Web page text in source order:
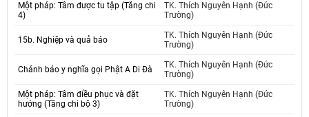
Một pháp: Tâm được tu tập (Tăng chi
4)
TK. Thích Nguyên Hạnh (Đức
Trường)
15b. Nghiệp và quả báo
TK. Thích Nguyên Hạnh (Đức
Trường)
Chánh báo y nghĩa gọi Phật A Di Đà
TK. Thích Nguyên Hạnh (Đức
Trường)
Một pháp: Tâm điều phục và đặt
hướng (Tăng chi bộ 3)
TK. Thích Nguyên Hạnh (Đức
Trường)